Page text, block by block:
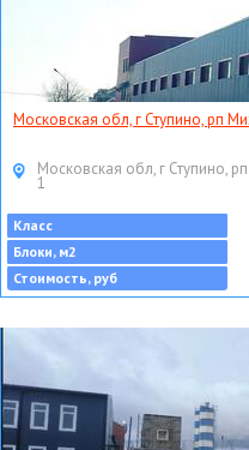
Московская обл, г Ступино, рп
Московская обл, г Ступино,
1
Класс
Блоки, м2
Стоимость, руб